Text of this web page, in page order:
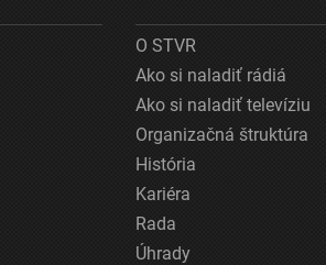
O STVR
Ako si naladiť rádiá
Ako si naladiť televíziu
Organizačná štruktúra
História
Kariéra
Rada
Úhrady